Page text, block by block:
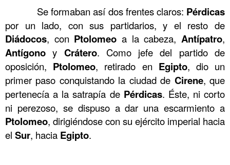
Se formaban así dos frentes claros: Pérdicas
por un lado, con sus partidarios, y el resto de
Diádocos, con Ptolomeo a la cabeza, Antípatro,
Antígono y Crátero. Como jefe del partido de
oposición, Ptolomeo, retirado en Egipto, dio un
primer paso conquistando la ciudad de Cirene, que
pertenecía a la satrapía de Pérdicas. Éste, ni corto
ni perezoso, se dispuso a dar una escarmiento a
Ptolomeo, dirigiéndose con su ejército imperial hacia
el Sur, hacia Egipto.